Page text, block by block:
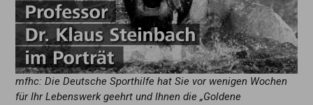
mfhc: Die Deutsche Sporthilfe hat Sie vor wenigen Wochen
für Ihr Lebenswerk geehrt undIhnen die „Goldene